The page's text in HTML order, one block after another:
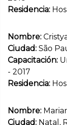
Residencia:
Nombre:
Ciudad: São
Capacitación:
- 2017
Residencia:
Nombre:
Ciudad: Natal,